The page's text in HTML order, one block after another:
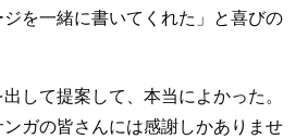
を一緒に書いてくれた」と喜びの
して提案して、本当によかった。
ガの皆さんには感謝しかありませ